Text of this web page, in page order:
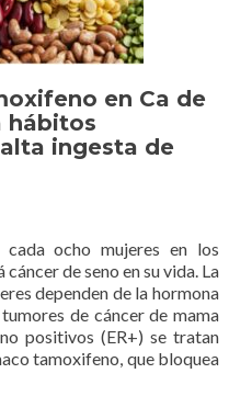
en Ca de
hábitos
ingesta de
cada ocho mujeres en los
de seno en su vida. La
dependen de la hormona
de cáncer de mama
positivos (ER+) se tratan
tamoxifeno, que bloquea